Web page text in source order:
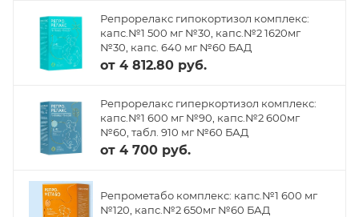
Репрорелакс гипокортизол комплекс:
капс.№1 500 мг №30, капс.№2 1620мг
№30, капс. 640 мг №60 БАД
от 4 812.80 руб.
Репрорелакс гиперкортизол комплекс:
капс.№1 600 мг №90, капс.№2 600мг
№60, табл. 910 мг №60 БАД
от 4 700 руб.
Репрометабо комплекс: капс.№1 600 мг
№120, капс.№2 650мг №60 БАД